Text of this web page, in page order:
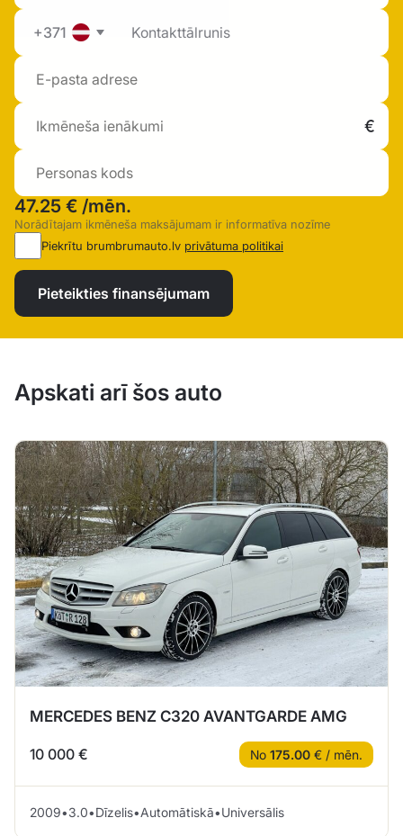
+371
47.25 € /mēn.
Norādītajam ikmēneša maksājumam ir informatīva nozīme
Piekrītu brumbrumauto.lv privātuma politikai
Pieteikties finansējumam
Apskati arī šos auto
MERCEDES BENZ C320 AVANTGARDE AMG
10 000 € No 175.00 € / mēn.
2009•3.0•Dīzelis•Automātiskā•Universālis